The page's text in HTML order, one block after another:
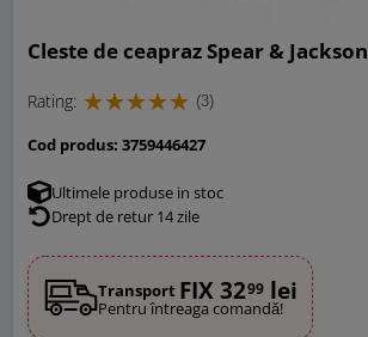
Cleste de ceapraz Spear & Jackson
Rating: (3)
Cod produs: 3759446427
Ultimele produse in stoc
Drept de retur 14 zile
Transport FIX 3299 lei
Pentru întreaga comandă!